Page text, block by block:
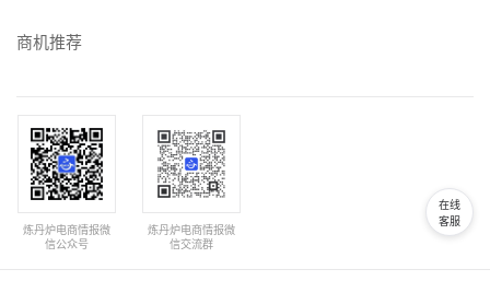
商机推荐
炼丹炉电商情报微
信公众号
炼丹炉电商情报微
信交流群
在线
客服